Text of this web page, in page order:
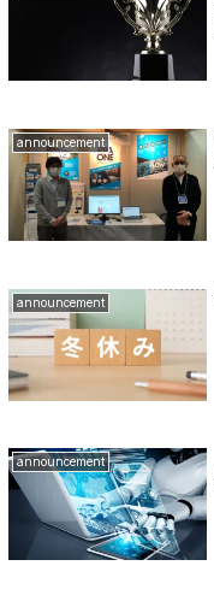
announcement
announcement
announcement